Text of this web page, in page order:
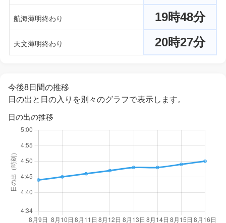
航海薄明終わり 19時48分
天文薄明終わり 20時27分
今後8日間の推移
日の出と日の入りを別々のグラフで表示します。
日の出の推移